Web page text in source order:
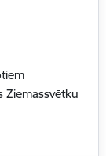
Ziemassvētku